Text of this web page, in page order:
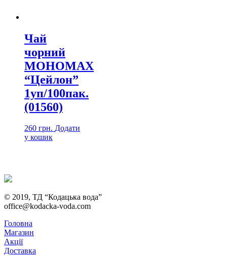
Чай
чорний
МОНОМАХ
“Цейлон”
1уп/100пак.
(01560)
260 грн. Додати
у кошик
© 2019, ТД “Кодацька вода”
office@kodacka-voda.com
Головна
Магазин
Акції
Доставка